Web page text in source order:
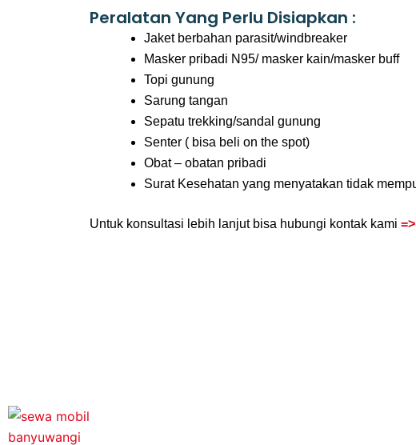
Peralatan Yang Perlu Disiapkan :
Jaket berbahan parasit/windbreaker
Masker pribadi N95/ masker kain/masker buff
Topi gunung
Sarung tangan
Sepatu trekking/sandal gunung
Senter ( bisa beli on the spot)
Obat – obatan pribadi
Surat Kesehatan yang menyatakan tidak
Untuk konsultasi lebih lanjut bisa hubungi kontak kami